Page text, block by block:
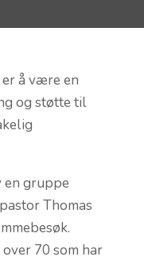
å være en
og støtte til
en gruppe
Thomas
70 som har